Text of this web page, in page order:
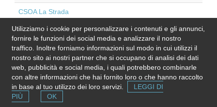
CSOA La Strada
Alla Garbatella. Distrutto recentemente da un incendio doloso.
Campagna per la ricostruzione.
Demon Star
Via Gaspare Gozzi, 105-107-00145 Roma
Fumetti, gadget, poster
Dr. Emanuele Luciani - Fisioterapista e Osteopata
Utilizziamo i cookie per personalizzare i contenuti e gli annunci,
fornire le funzioni dei social media e analizzare il nostro
traffico. Inoltre forniamo informazioni sul modo in cui utilizzi il
nostro sito ai nostri partner che si occupano di analisi dei dati
web, pubblicità e social media, i quali potrebbero combinarle
con altre informazioni che hai fornito loro o che hanno raccolto
in base al tuo utilizzo dei loro servizi.
LEGGI DI
PIÙ
OK